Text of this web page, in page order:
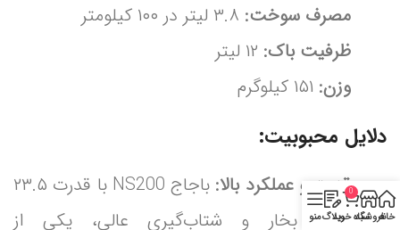
مصرف سوخت:
ظرفیت باک:
وزن:
دلایل محبوبیت:
قدرت و عملکرد بالا:
باجاج NS200 با قدرت ۲۳.۵
اسب بخار و شتاب‌گیری عالی، یکی از
خانهفروشگاه
0
سبد خریدوبلاگمنو